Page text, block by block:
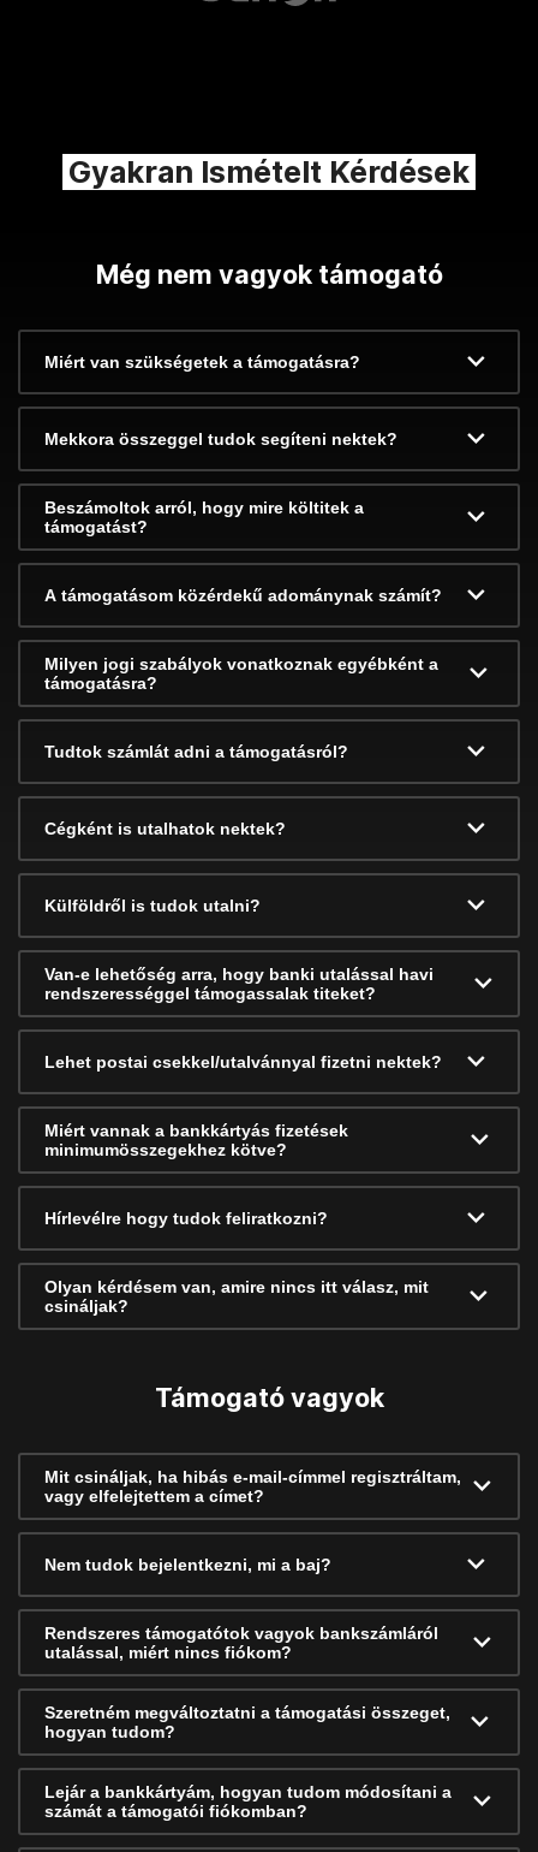
Gyakran Ismételt Kérdések
Még nem vagyok támogató
Miért van szükségetek a támogatásra?
Mekkora összeggel tudok segíteni nektek?
Beszámoltok arról, hogy mire költitek a
támogatást?
A támogatásom közérdekű adománynak számít?
Milyen jogi szabályok vonatkoznak egyébként a
támogatásra?
Tudtok számlát adni a támogatásról?
Cégként is utalhatok nektek?
Külföldről is tudok utalni?
Van-e lehetőség arra, hogy banki utalással havi
rendszerességgel támogassalak titeket?
Lehet postai csekkel/utalvánnyal fizetni nektek?
Miért vannak a bankkártyás fizetések
minimumösszegekhez kötve?
Hírlevélre hogy tudok feliratkozni?
Olyan kérdésem van, amire nincs itt válasz, mit
csináljak?
Támogató vagyok
Mit csináljak, ha hibás e-mail-címmel regisztráltam,
vagy elfelejtettem a címet?
Nem tudok bejelentkezni, mi a baj?
Rendszeres támogatótok vagyok bankszámláról
utalással, miért nincs fiókom?
Szeretném megváltoztatni a támogatási összeget,
hogyan tudom?
Lejár a bankkártyám, hogyan tudom módosítani a
számát a támogatói fiókomban?